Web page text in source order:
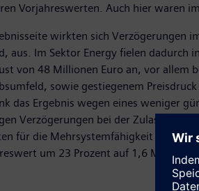
Vorjahreswerten. Auch hier waren
wirkten sich Verzögerungen
aus. Im Sektor Energy fielen dadurch
von 48 Millionen Euro an, vor allem
sowie gestiegenem
das Ergebnis wegen eines weniger
Verzögerungen bei der Zulassung
für die Mehrsystemfähigkeit des
um 23 Prozent auf 1,6